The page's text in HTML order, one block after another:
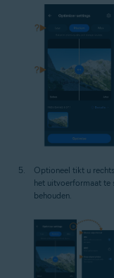
Optioneel tikt u
het uitvoerformaat te
behouden.